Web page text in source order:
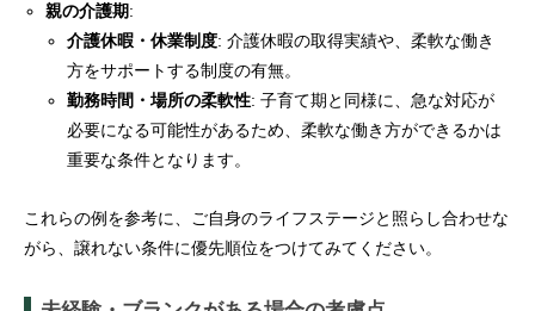
親の介護期:
介護休暇・休業制度: 介護休暇の取得実績や、柔軟な働き
方をサポートする制度の有無。
勤務時間・場所の柔軟性: 子育て期と同様に、急な対応が
必要になる可能性があるため、柔軟な働き方ができるかは
重要な条件となります。
これらの例を参考に、ご自身のライフステージと照らし合わせな
がら、譲れない条件に優先順位をつけてみてください。